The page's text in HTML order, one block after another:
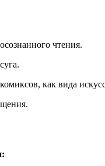
чтения.
как вида